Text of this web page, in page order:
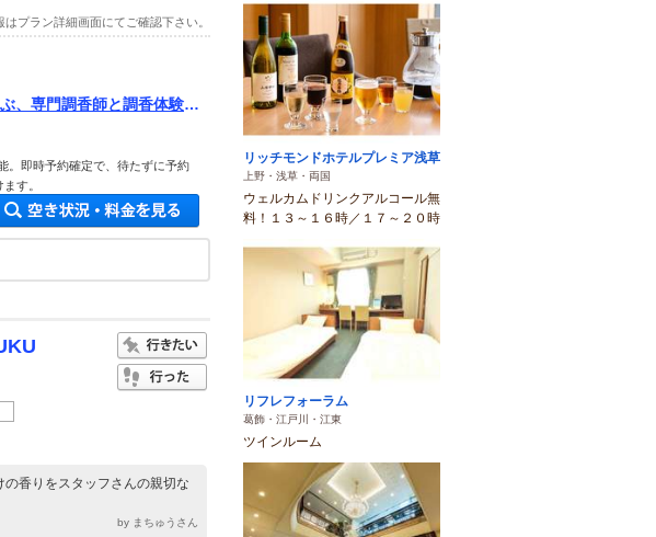
プラン詳細画面にてご確認下さい。
、専門調香師と調香体験～
。即時予約確定で、待たずに予約
す。
空き状況・料金を見る
香りをスタッフさんの親切な
by まちゅうさん
リッチモンドホテルプレミア浅草
上野・浅草・両国
ウェルカムドリンクアルコール無
料！１３～１６時／１７～２０時
リフレフォーラム
葛飾・江戸川・江東
ツインルーム